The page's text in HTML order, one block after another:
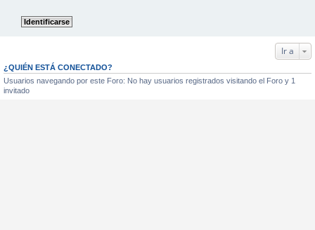
Ir a
¿QUIÉN ESTÁ CONECTADO?
Usuarios navegando por este Foro: No hay usuarios registrados visitando el Foro y 1
invitado